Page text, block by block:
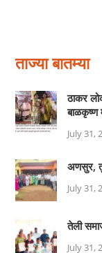
ताज्या बातम्या
ठाकर
July 31,
अणसुर,
July 31,
तेली
July 31,